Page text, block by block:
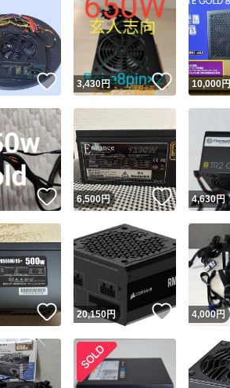
いいね！
3,430円 いいね！
10,000円
いいね！
6,500円 いいね！
4,630円
いいね！
20,150円 いいね！
4,000円